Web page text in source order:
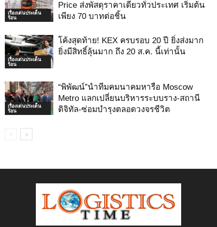
เรื่องเด่นประเด็น
ร้อน
Price ส่งพัสดุราคาเดียวทั่วประเทศ เริ่มต้น
เพียง 70 บาทต่อชิ้น
เรื่องเด่นประเด็น
ร้อน
โค้งสุดท้าย! KEX ครบรอบ 20 ปี ยิ่งส่งมาก
ยิ่งมีสิทธิ์ลุ้นมาก ถึง 20 ส.ค. นี้เท่านั้น
เรื่องเด่นประเด็น
ร้อน
“พิพัฒน์”นำทีมคมนาคมหารือ Moscow
Metro แลกเปลี่ยนบริหารระบบราง-สถานี
ดิจิทัล-ซ่อมบำรุงตลอดวงจรชีวิต